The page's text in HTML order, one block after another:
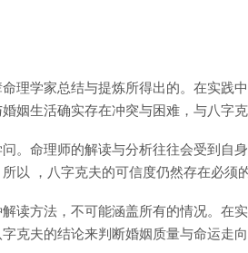
理学家总结与提炼所得出的。在实践
姻生活确实存在冲突与困难，与八字克
。命理师的解读与分析往往会受到自
以 ，八字克夫的可信度仍然存在必须
读方法，不可能涵盖所有的情况。在
克夫的结论来判断婚姻质量与命运走向